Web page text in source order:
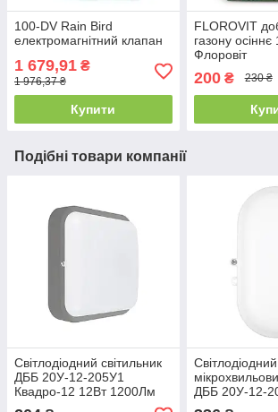
100-DV Rain Bird
електромагнітний клапан
1 679,91 ₴
1 976,37 ₴
Купити
FLOROVIT
газону осіннє
Флоровіт
200₴ 230 ₴
Подібні товари компанії
Світлодіодний світильник
ДББ 20У-12-205У1
Квадро-12 12Вт 1200Лм
5000К сірий
ДББ 20У-12-
Еліпс-12 Д